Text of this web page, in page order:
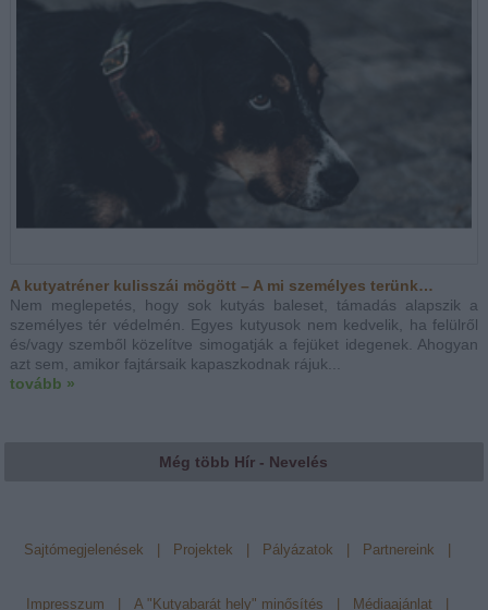
A kutyatréner kulisszái mögött – A mi személyes terünk…
Nem meglepetés, hogy sok kutyás baleset, támadás alapszik a
személyes tér védelmén. Egyes kutyusok nem kedvelik, ha felülről
és/vagy szemből közelítve simogatják a fejüket idegenek. Ahogyan
azt sem, amikor fajtársaik kapaszkodnak rájuk...
tovább »
Még több Hír - Nevelés
Sajtómegjelenések | Projektek | Pályázatok | Partnereink |
Impresszum | A "Kutyabarát hely" minősítés | Médiaajánlat |